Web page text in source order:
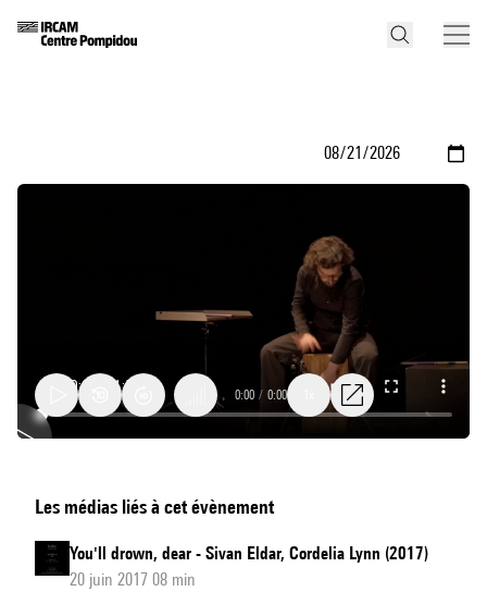
de
terre
0:00 / 0:00
Les médias liés à cet évènement
You'll drown, dear - Sivan Eldar, Cordelia Lynn (2017)
20 juin 2017 08 min